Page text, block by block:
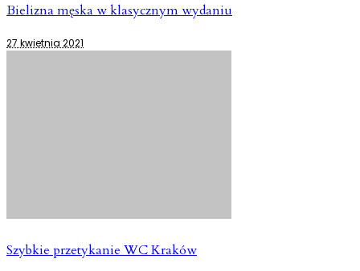
Bielizna męska w klasycznym wydaniu
27 kwietnia 2021
Szybkie przetykanie WC Kraków